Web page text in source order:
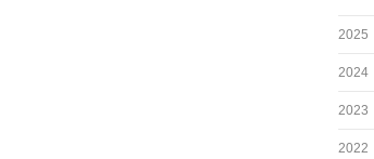
2025
2024
2023
2022